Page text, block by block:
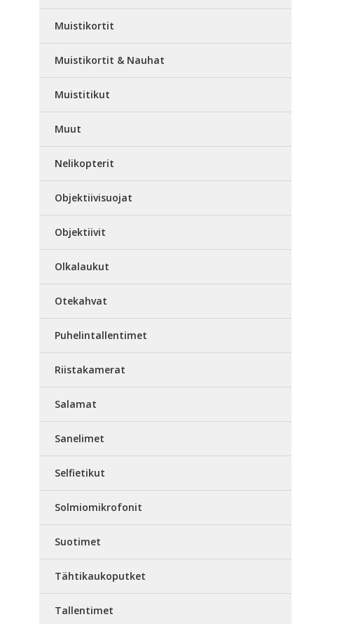
Muistikortit
Muistikortit & Nauhat
Muistitikut
Muut
Nelikopterit
Objektiivisuojat
Objektiivit
Olkalaukut
Otekahvat
Puhelintallentimet
Riistakamerat
Salamat
Sanelimet
Selfietikut
Solmiomikrofonit
Suotimet
Tähtikaukoputket
Tallentimet